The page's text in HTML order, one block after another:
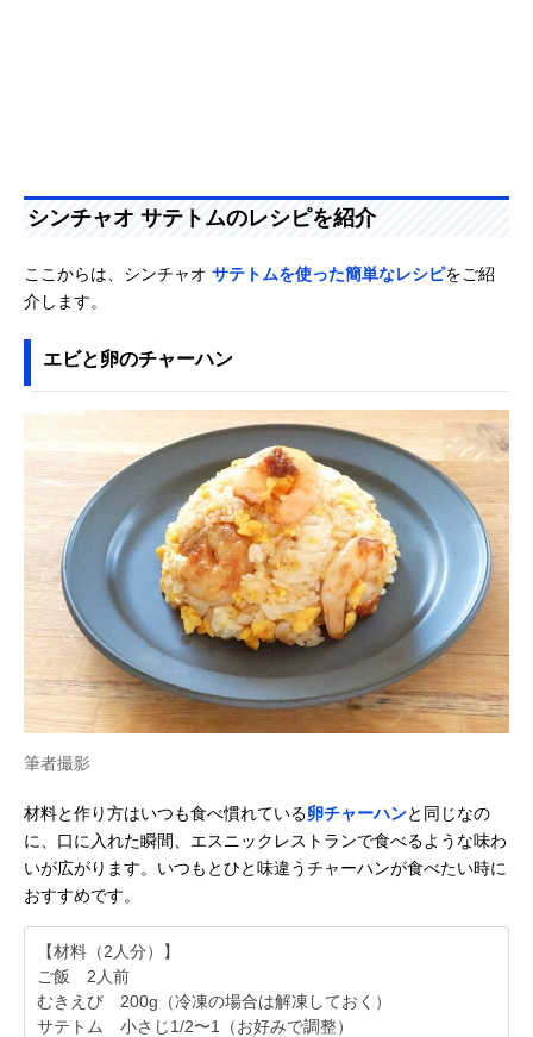
シンチャオ サテトムのレシピを紹介
ここからは、シンチャオ サテトムを使った簡単なレシピをご紹
介します。
エビと卵のチャーハン
筆者撮影
材料と作り方はいつも食べ慣れている卵チャーハンと同じなの
に、口に入れた瞬間、エスニックレストランで食べるような味わ
いが広がります。いつもとひと味違うチャーハンが食べたい時に
おすすめです。
【材料（2人分）】
ご飯 2人前
むきえび 200g（冷凍の場合は解凍しておく）
サテトム 小さじ1/2〜1（お好みで調整）